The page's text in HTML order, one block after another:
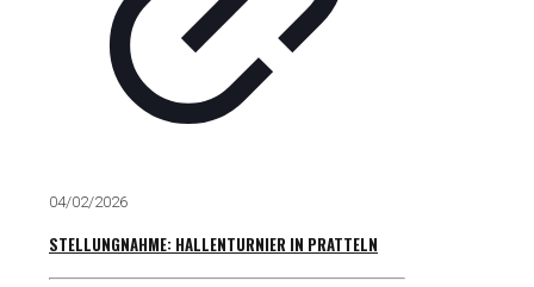
04/02/2026
STELLUNGNAHME: HALLENTURNIER IN PRATTELN